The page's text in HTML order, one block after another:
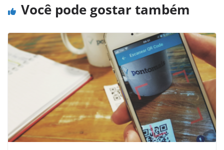
Você pode gostar também